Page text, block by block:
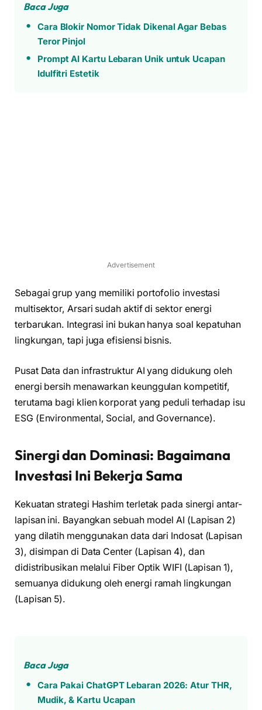
Baca Juga
Cara Blokir Nomor Tidak Dikenal Agar Bebas
Teror Pinjol
Prompt AI Kartu Lebaran Unik untuk Ucapan
Idulfitri Estetik
Advertisement
Sebagai grup yang memiliki portofolio investasi
multisektor, Arsari sudah aktif di sektor energi
terbarukan. Integrasi ini bukan hanya soal kepatuhan
lingkungan, tapi juga efisiensi bisnis.
Pusat Data dan infrastruktur AI yang didukung oleh
energi bersih menawarkan keunggulan kompetitif,
terutama bagi klien korporat yang peduli terhadap isu
ESG (Environmental, Social, and Governance).
Sinergi dan Dominasi: Bagaimana
Investasi Ini Bekerja Sama
Kekuatan strategi Hashim terletak pada sinergi antar-
lapisan ini. Bayangkan sebuah model AI (Lapisan 2)
yang dilatih menggunakan data dari Indosat (Lapisan
3), disimpan di Data Center (Lapisan 4), dan
didistribusikan melalui Fiber Optik WIFI (Lapisan 1),
semuanya didukung oleh energi ramah lingkungan
(Lapisan 5).
Baca Juga
Cara Pakai ChatGPT Lebaran 2026: Atur THR,
Mudik, & Kartu Ucapan